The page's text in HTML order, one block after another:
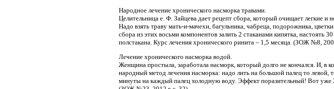
Народное лечение хронического насморка травами.
Целительница е. Ф. Зайцева дает рецепт сбора, который очищает легкие и
Надо взять траву мать-и-мачехи, багульника, чабреца, подорожника,
сбора из этих восьми компонентов залить 2 стаканами кипятка, настоять
полстакана. Курс лечения хронического ринита – 1,5 месяца. (ЗОЖ №8,
Лечение хронического насморка водой.
Женщина простыла, заработала насморк, который долго не кончался. И, в
народный метод лечения насморка: надо лить на большой палец то
минуты на каждый палец холодную воду. Эффект поразительный! Вот уже